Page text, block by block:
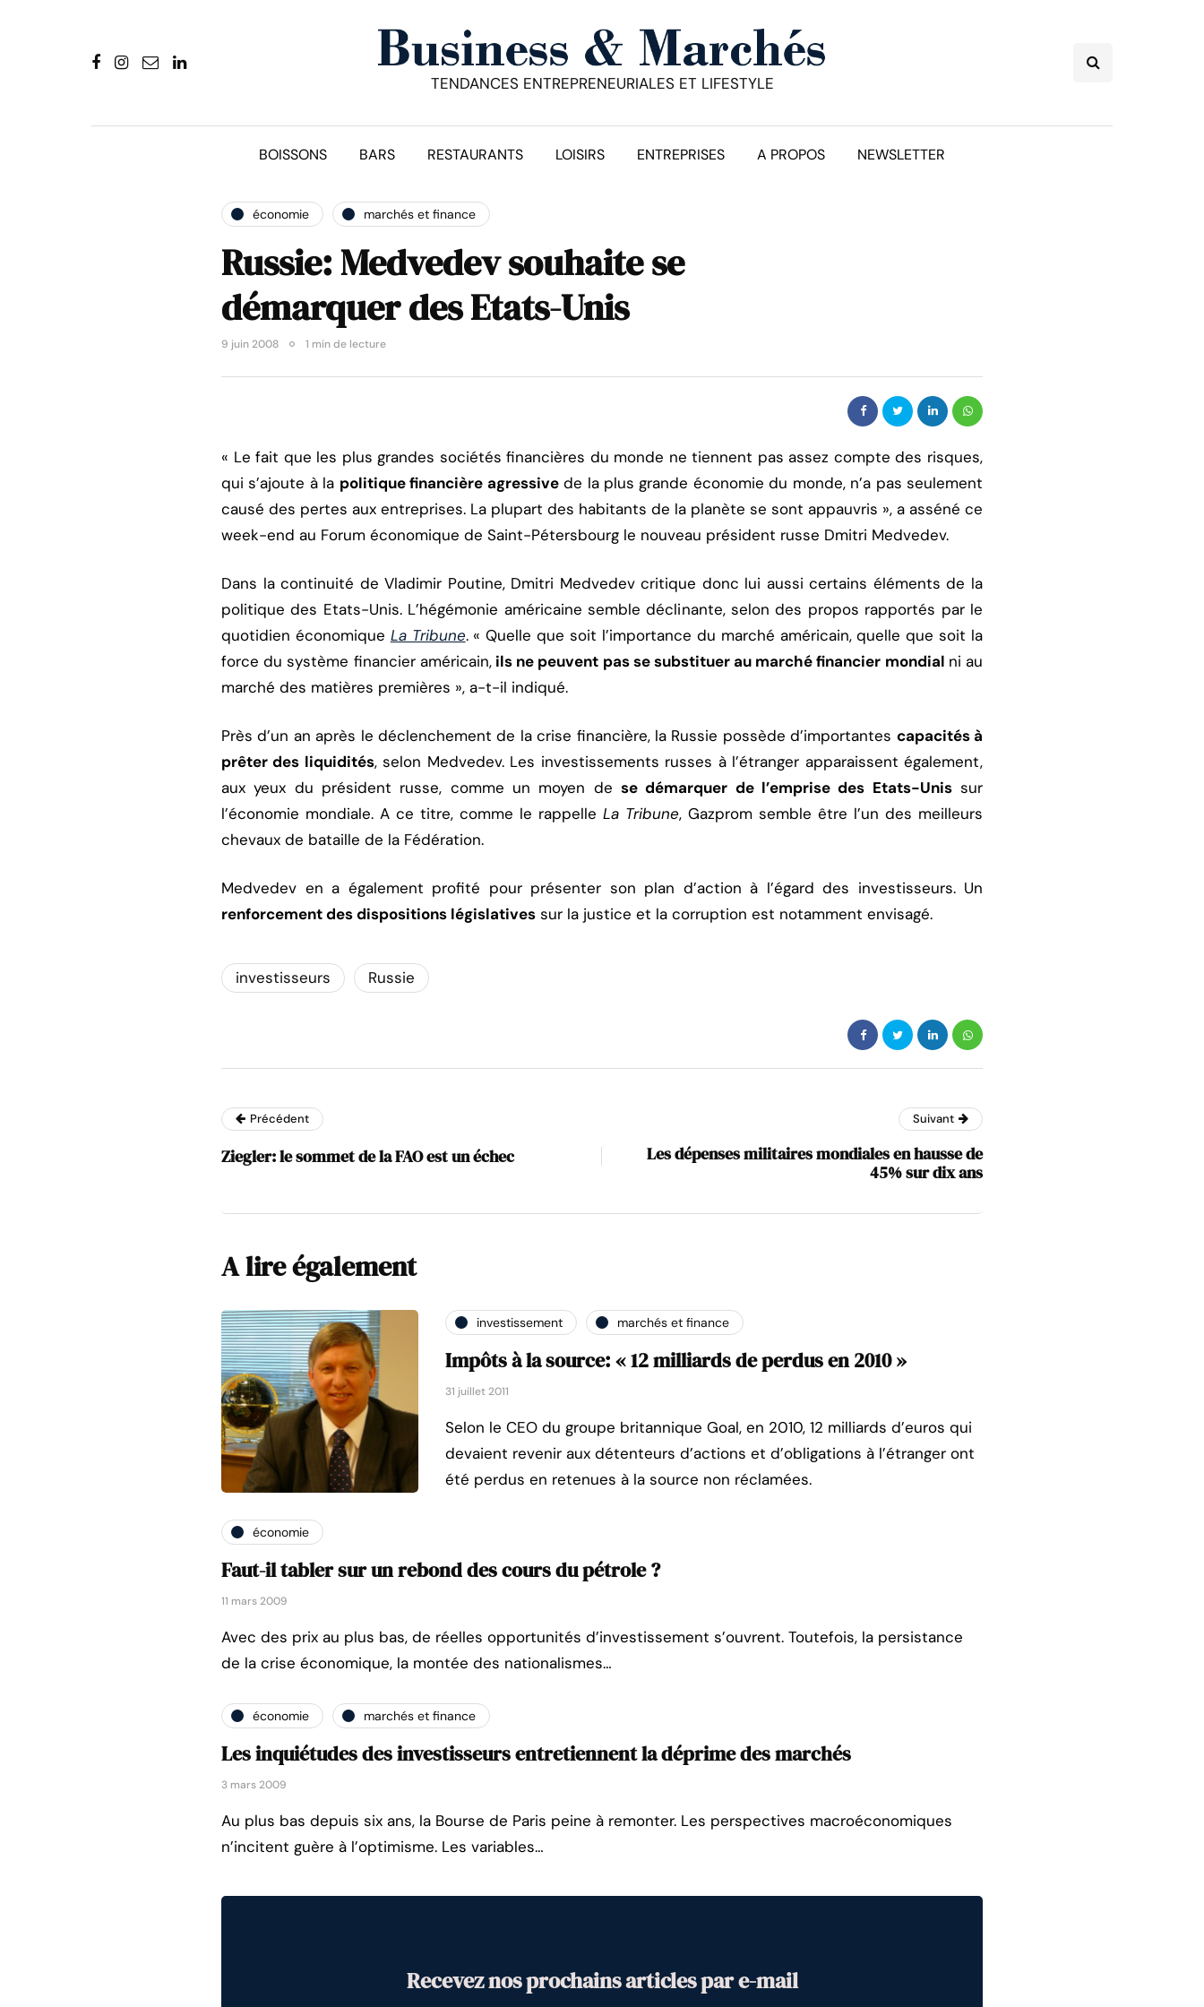
TENDANCES ENTREPRENEURIALES ET LIFESTYLE
BOISSONS BARS RESTAURANTS LOISIRS ENTREPRISES A PROPOS NEWSLETTER
économie marchés et finance
Russie: Medvedev souhaite se
démarquer des Etats-Unis
9 juin 2008 1 min de lecture
« Le fait que les plus grandes sociétés financières du monde ne tiennent pas assez compte des risques,
qui s’ajoute à la politique financière agressivede la plus grande économie du monde, n’a pas seulement
causé des pertes aux entreprises. La plupart des habitants de la planète se sont appauvris », a asséné ce
week-end au Forum économique de Saint-Pétersbourg le nouveau président russe Dmitri Medvedev.
Dans la continuité de Vladimir Poutine, Dmitri Medvedev critique donc lui aussi certains éléments de la
politique des Etats-Unis. L’hégémonie américaine semble déclinante, selon des propos rapportés par le
quotidien économique La Tribune. « Quelle que soit l’importance du marché américain, quelle que soit la
force du système financier américain,ils ne peuvent pas se substituer au marché financier mondial ni au
marché des matières premières », a-t-il indiqué.
Près d’un an après le déclenchement de la crise financière, la Russie possède d’importantes capacités à
prêter des liquidités, selon Medvedev. Les investissements russes à l’étranger apparaissent également,
aux yeux du président russe, comme un moyen de se démarquer de l’emprise des Etats-Unissur
l’économie mondiale. A ce titre, comme le rappelle La Tribune, Gazprom semble être l’un des meilleurs
chevaux de bataille de la Fédération.
Medvedev en a également profité pour présenter son plan d’action à l’égard des investisseurs. Un
renforcement des dispositions législatives sur la justice et la corruption est notamment envisagé.
investisseurs Russie
Précédent
Ziegler: le sommet de la FAO est un échec
Suivant
Les dépenses militaires mondiales en hausse de
45% sur dix ans
A lire également
investissement marchés et finance
Impôts à la source: « 12 milliards de perdus en 2010 »
31 juillet 2011
Selon le CEO du groupe britannique Goal, en 2010, 12 milliards d’euros qui
devaient revenir aux détenteurs d’actions et d’obligations à l’étranger ont
été perdus en retenues à la source non réclamées.
économie
Faut-il tabler sur un rebond des cours du pétrole ?
11 mars 2009
Avec des prix au plus bas, de réelles opportunités d’investissement s’ouvrent. Toutefois, la persistance
de la crise économique, la montée des nationalismes…
économie marchés et finance
Les inquiétudes des investisseurs entretiennent la déprime des marchés
3 mars 2009
Au plus bas depuis six ans, la Bourse de Paris peine à remonter. Les perspectives macroéconomiques
n’incitent guère à l’optimisme. Les variables…
Recevez nos prochains articles par e-mail